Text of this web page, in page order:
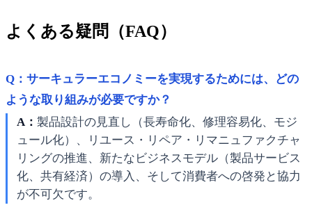
よくある疑問（FAQ）
Q：サーキュラーエコノミーを実現するためには、どの
ような取り組みが必要ですか？
A： 製品設計の見直し（長寿命化、修理容易化、モジ
ュール化）、リユース・リペア・リマニュファクチャ
リングの推進、新たなビジネスモデル（製品サービス
化、共有経済）の導入、そして消費者への啓発と協力
が不可欠です。